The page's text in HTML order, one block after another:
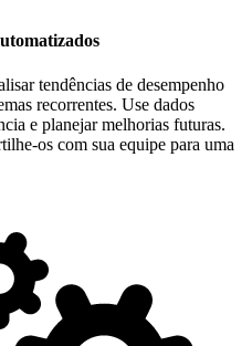
tendências de desempenho
recorrentes. Use dados
e planejar melhorias futuras.
os com sua equipe para uma